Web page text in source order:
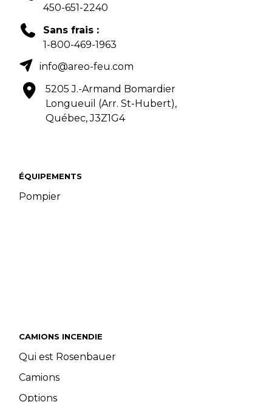
ÉQUIPEMENTS
Pompier
CAMIONS INCENDIE
Qui est Rosenbauer
Camions
Options
450-651-2240
Sans frais :
1-800-469-1963
info@areo-feu.com
5205 J.-Armand Bomardier
Longueuil (Arr. St-Hubert),
Québec, J3Z1G4